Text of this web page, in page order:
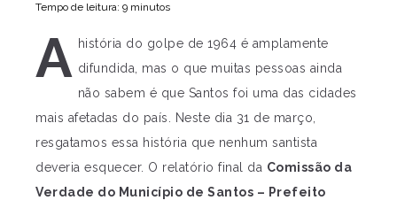
Tempo de leitura: 9 minutos
A história do golpe de 1964 é amplamente
difundida, mas o que muitas pessoas ainda
não sabem é que Santos foi uma das cidades
mais afetadas do país. Neste dia 31 de março,
resgatamos essa história que nenhum santista
deveria esquecer. O relatório final da Comissão da
Verdade do Município de Santos – Prefeito